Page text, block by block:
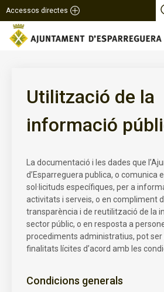
Accessos directes
Utilització de la
informació
La documentació i les dades que
d’Esparreguera publica, o comunica
sol·licituds específiques, per a
activitats i serveis, o en compliment
transparència i de reutilització de la
sector públic, o en resposta a
procediments administratius, pot
finalitats lícites d’acord amb les
Condicions generals